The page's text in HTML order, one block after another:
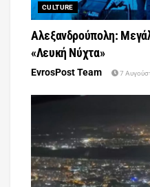
CULTURE
Αλεξανδρούπολη:
«Λευκή Νύχτα»
EvrosPost Team 7